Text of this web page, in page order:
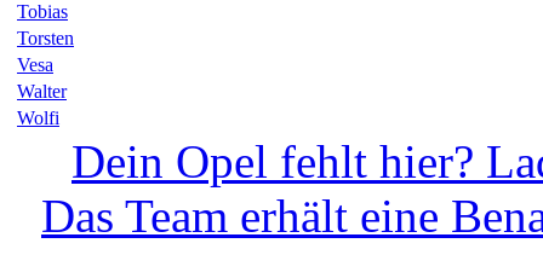
Tobias
Torsten
Vesa
Walter
Wolfi
Dein Opel fehlt hier?
Das Team erhält eine